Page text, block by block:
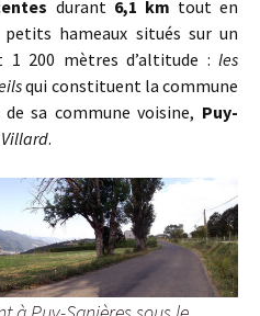
durant 6,1 km tout en
hameaux situés sur un
200 mètres d’altitude : les
qui constituent la commune
de sa commune voisine, Puy-
.